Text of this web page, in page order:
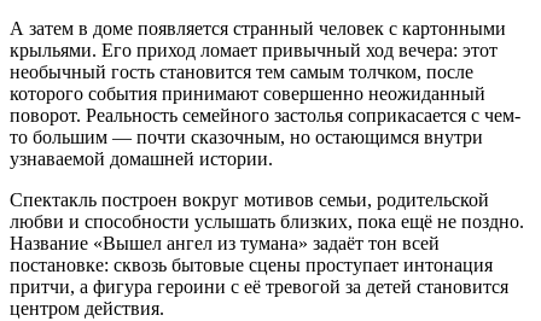
А затем в доме появляется странный человек с картонными
крыльями. Его приход ломает привычный ход вечера: этот
необычный гость становится тем самым толчком, после
которого события принимают совершенно неожиданный
поворот. Реальность семейного застолья соприкасается с чем-
то большим — почти сказочным, но остающимся внутри
узнаваемой домашней истории.
Спектакль построен вокруг мотивов семьи, родительской
любви и способности услышать близких, пока ещё не поздно.
Название «Вышел ангел из тумана» задаёт тон всей
постановке: сквозь бытовые сцены проступает интонация
притчи, а фигура героини с её тревогой за детей становится
центром действия.